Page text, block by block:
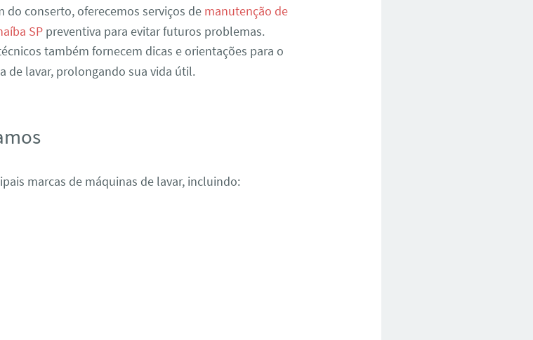
do conserto, oferecemos serviços de manutenção de
SPpreventiva para evitar futuros problemas.
também fornecem dicas e orientações para o
de lavar, prolongando sua vida útil.
marcas de máquinas de lavar, incluindo: